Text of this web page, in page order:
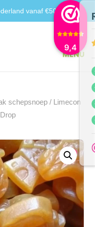
9,4
vanaf €50
schepsnoep / Limecon